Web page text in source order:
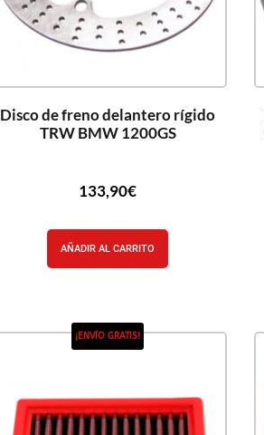
Disco de freno delantero rígido
TRW BMW 1200GS
133,90€
AÑADIR AL CARRITO
¡ENVÍO GRATIS!